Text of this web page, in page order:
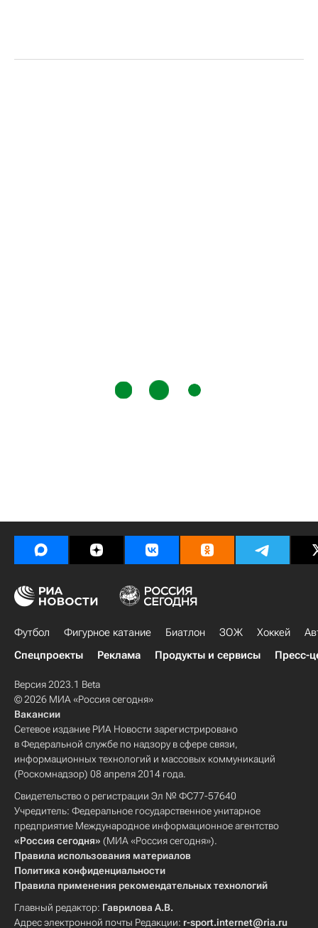
Футбол Фигурное катание Биатлон ЗОЖ Хоккей
Спецпроекты
Реклама Продукты и сервисы Пресс-
Версия 2023.1 Beta
© 2026 МИА «Россия сегодня»
Вакансии
Сетевое издание РИА Новости зарегистрировано
в Федеральной службе по надзору в сфере связи,
информационных технологий и массовых коммуникаций
(Роскомнадзор) 08 апреля 2014 года.
Свидетельство о регистрации Эл № ФС77-57640
Учредитель: Федеральное государственное унитарное
предприятие Международное информационное агентство
«Россия сегодня» (МИА «Россия сегодня»).
Правила использования материалов
Политика конфиденциальности
Правила применения рекомендательных технологий
Главный редактор: Гаврилова А.В.
Адрес электронной почты Редакции: r-sport.internet@ria.ru